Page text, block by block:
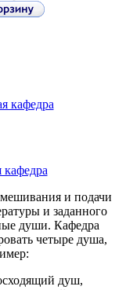
и подачи
и заданного
души. Кафедра
четыре душа,
душ,